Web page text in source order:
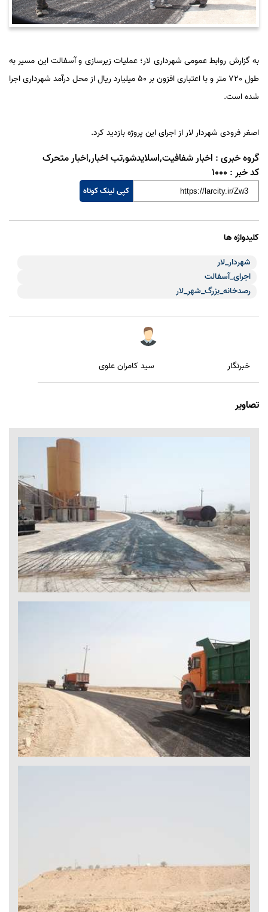
به گزارش روابط عمومی شهرداری لار؛ عملیات زیرسازی و آسفالت این مسیر به
طول 720 متر و با اعتباری افزون بر 50 میلیارد ریال از محل درآمد شهرداری اجرا
شده است.
اصغر فرودی شهردار لار از اجرای این پروژه بازدید کرد.
گروه خبری : اخبار شفافیت,اسلایدشو,تب اخبار,اخبار متحرک
کد خبر : 1000
کپی لینک کوتاه
کلیدواژه ها
شهردار_لار
اجرای_آسفالت
رصدخانه_بزرگ_شهر_لار
خبرنگار سید کامران علوی
تصاویر